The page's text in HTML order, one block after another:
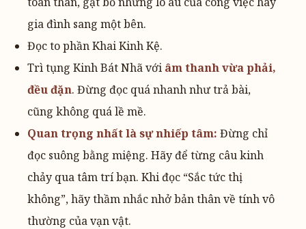
gia đình sang một bên.
Đọc to phần Khai Kinh Kệ.
Trì tụng Kinh Bát Nhã với âm thanh vừa phải,
đều đặn. Đừng đọc quá nhanh như trả bài,
cũng không quá lề mề.
Quan trọng nhất là sự nhiếp tâm: Đừng chỉ
đọc suông bằng miệng. Hãy để từng câu kinh
chảy qua tâm trí bạn. Khi đọc “Sắc tức thị
không”, hãy thầm nhắc nhở bản thân về tính vô
thường của vạn vật.